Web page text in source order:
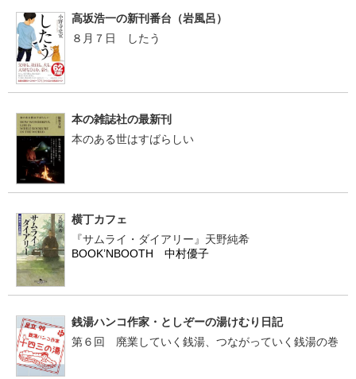
高坂浩一の新刊番台（岩風呂）
８月７日 したう
本の雑誌社の最新刊
本のある世はすばらしい
横丁カフェ
『サムライ・ダイアリー』天野純希
BOOK’NBOOTH 中村優子
銭湯ハンコ作家・としぞーの湯けむり日記
第６回 廃業していく銭湯、つながっていく銭湯の巻